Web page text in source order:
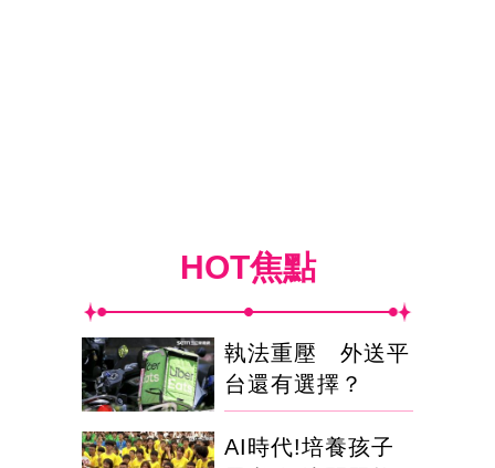
HOT焦點
執法重壓 外送平
台還有選擇？
AI時代!培養孩子